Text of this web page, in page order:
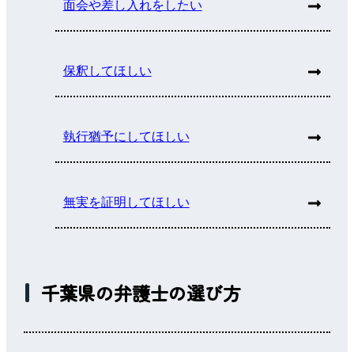
面会や差し入れをしたい
保釈してほしい
執行猶予にしてほしい
無実を証明してほしい
千葉県の弁護士の選び方